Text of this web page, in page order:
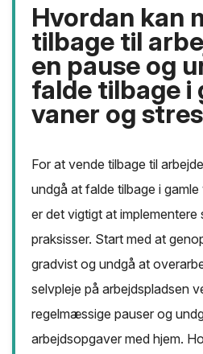
Hvordan kan
tilbage til
en pause og
falde tilbage i
vaner og
For at vende tilbage til
undgå at falde tilbage i
er det vigtigt at implementere
praksisser. Start med at
gradvist og undgå at
selvpleje på arbejdspladsen
regelmæssige pauser og
arbejdsopgaver med hjem.